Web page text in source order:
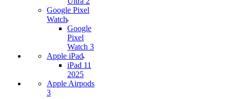
Google Pixel
Watch
Google
Pixel
Watch 3
Apple iPad
iPad 11
2025
Apple Airpods
3